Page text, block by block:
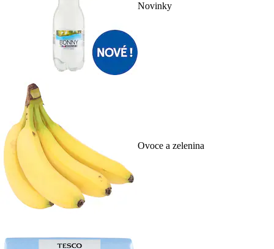
Novinky
Ovoce a zelenina